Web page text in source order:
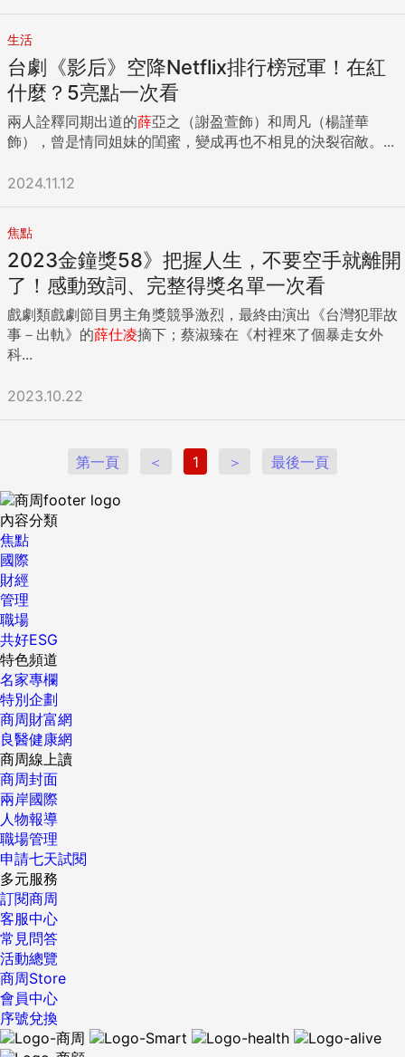
生活
台劇《影后》空降Netflix排行榜冠軍！在紅
什麼？5亮點一次看
兩人詮釋同期出道的薛亞之（謝盈萱飾）和周凡（楊謹華
飾），曾是情同姐妹的閨蜜，變成再也不相見的決裂宿敵。...
2024.11.12
焦點
2023金鐘獎58》把握人生，不要空手就離開
了！感動致詞、完整得獎名單一次看
戲劇類戲劇節目男主角獎競爭激烈，最終由演出《台灣犯罪故
事－出軌》的薛仕凌摘下；蔡淑臻在《村裡來了個暴走女外
科...
2023.10.22
第一頁 ＜ 1 ＞ 最後一頁
內容分類
焦點
國際
財經
管理
職場
共好ESG
特色頻道
名家專欄
特別企劃
商周財富網
良醫健康網
商周線上讀
商周封面
兩岸國際
人物報導
職場管理
申請七天試閱
多元服務
訂閱商周
客服中心
常見問答
活動總覽
商周Store
會員中心
序號兌換